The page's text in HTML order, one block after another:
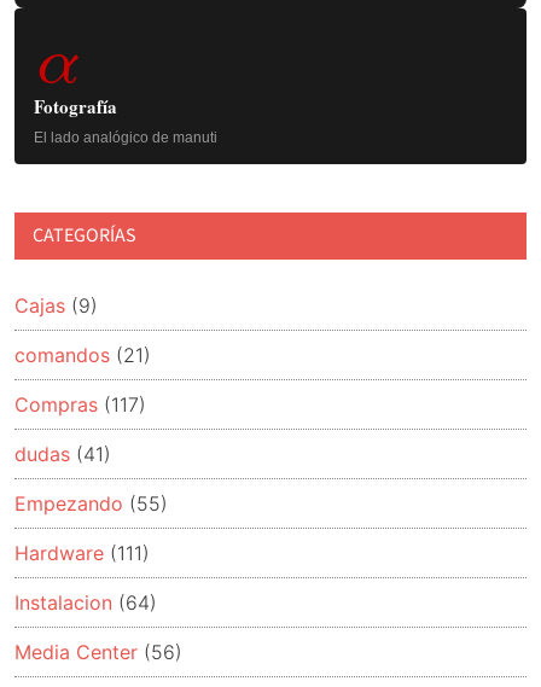
Barra
lateral
principal
α
Fotografía
El lado analógico de manuti
CATEGORÍAS
Cajas (9)
comandos (21)
Compras (117)
dudas (41)
Empezando (55)
Hardware (111)
Instalacion (64)
Media Center (56)